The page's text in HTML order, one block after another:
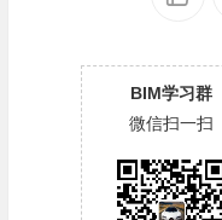
BIM学习群
微信扫一扫